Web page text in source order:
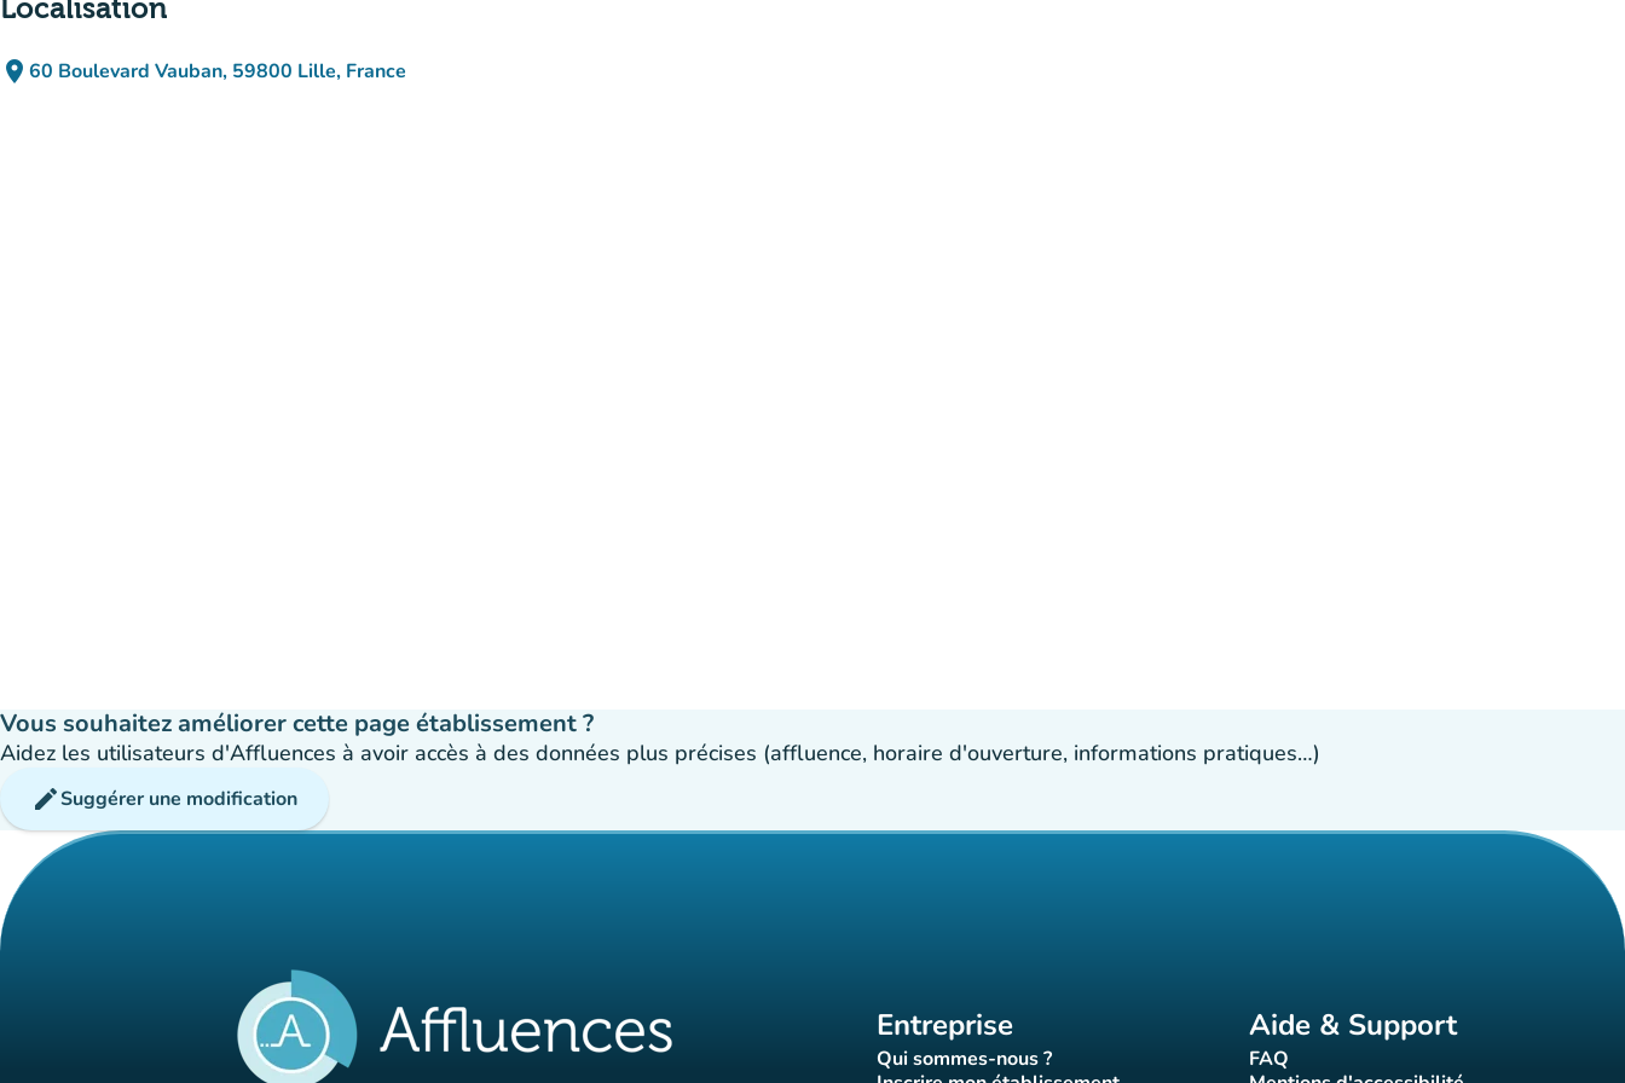
Localisation
place 60 Boulevard Vauban, 59800 Lille, France
(ouvrir dans Google Maps)
(nouvel onglet)
Vous souhaitez améliorer cette page établissement ?
Aidez les utilisateurs d'Affluences à avoir accès à des données plus précises (affluence, horaire d'ouverture, informations pratiques…)
editSuggérer une modification
Entreprise
Qui sommes-nous ?
(nouvel onglet)
Aide & Support
FAQ(nouvel onglet)